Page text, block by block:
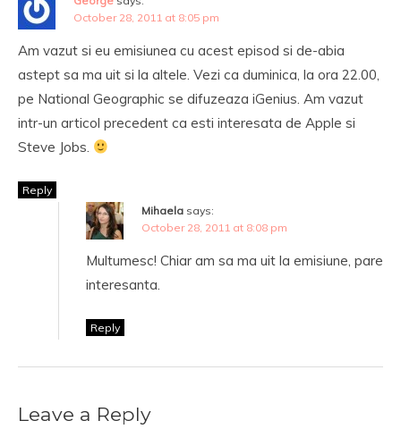
October 28, 2011 at 8:05 pm
Am vazut si eu emisiunea cu acest episod si de-abia
astept sa ma uit si la altele. Vezi ca duminica, la ora 22.00,
pe National Geographic se difuzeaza iGenius. Am vazut
intr-un articol precedent ca esti interesata de Apple si
Steve Jobs.
Reply
Mihaela says:
October 28, 2011 at 8:08 pm
Multumesc! Chiar am sa ma uit la emisiune, pare
interesanta.
Reply
Leave a Reply